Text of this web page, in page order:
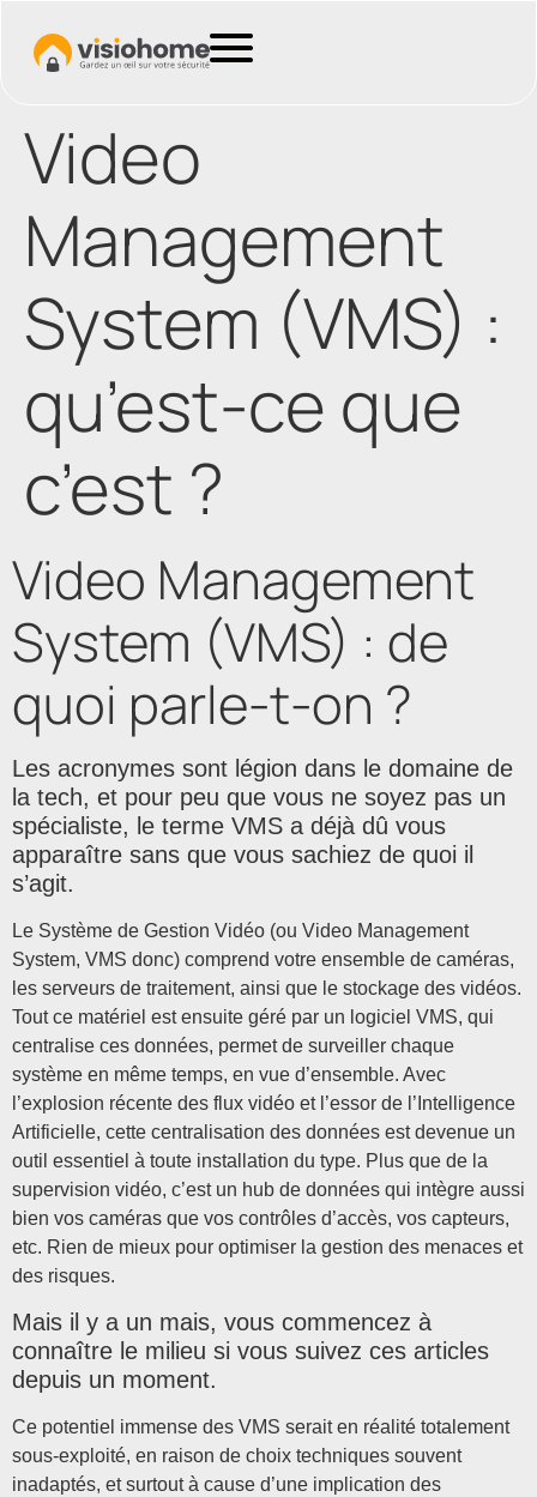
Video
Management
System (VMS) :
qu’est-ce que
c’est ?
Video Management
System (VMS) : de
quoi parle-t-on ?
Les acronymes sont légion dans le domaine de
la tech, et pour peu que vous ne soyez pas un
spécialiste, le terme VMS a déjà dû vous
apparaître sans que vous sachiez de quoi il
s’agit.
Le Système de Gestion Vidéo (ou Video Management
System, VMS donc) comprend votre ensemble de caméras,
les serveurs de traitement, ainsi que le stockage des vidéos.
Tout ce matériel est ensuite géré par un logiciel VMS, qui
centralise ces données, permet de surveiller chaque
système en même temps, en vue d’ensemble. Avec
l’explosion récente des flux vidéo et l’essor de l’Intelligence
Artificielle, cette centralisation des données est devenue un
outil essentiel à toute installation du type. Plus que de la
supervision vidéo, c’est un hub de données qui intègre aussi
bien vos caméras que vos contrôles d’accès, vos capteurs,
etc. Rien de mieux pour optimiser la gestion des menaces et
des risques.
Mais il y a un mais, vous commencez à
connaître le milieu si vous suivez ces articles
depuis un moment.
Ce potentiel immense des VMS serait en réalité totalement
sous-exploité, en raison de choix techniques souvent
inadaptés, et surtout à cause d’une implication des